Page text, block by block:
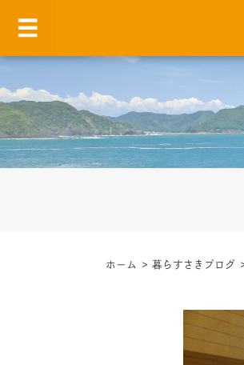
ホーム > 暮らすさきブログ